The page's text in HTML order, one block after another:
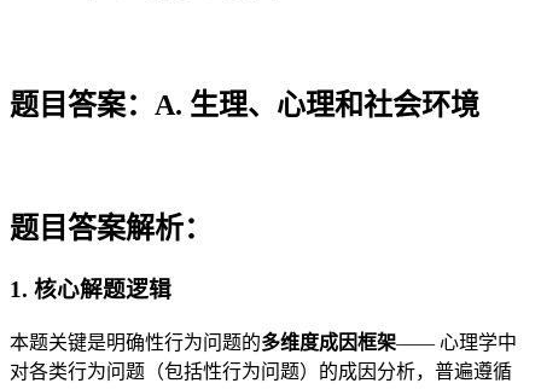
题目答案：A. 生理、心理和社会环境
题目答案解析：
1. 核心解题逻辑
本题关键是明确性行为问题的多维度成因框架—— 心理学中
对各类行为问题（包括性行为问题）的成因分析，普遍遵循